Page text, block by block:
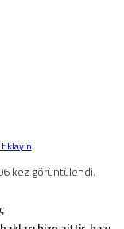
kez görüntülendi.